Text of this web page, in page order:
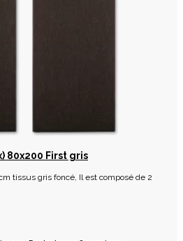
80x200 First gris
tissus gris foncé, Il est composé de 2